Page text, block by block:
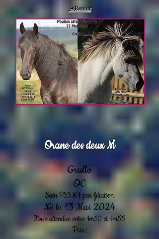
◄Retour
Orane des deux M
Grullo
OC
SainPSSM1 par filiation
Néle 13 Mai2024
Toise attendue entre 1m50 et 1m55
Par: